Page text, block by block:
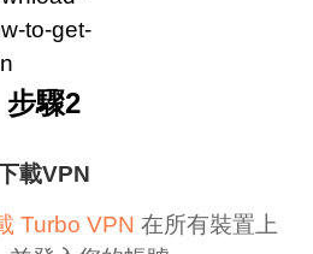
載VPN
Turbo VPN 在所有裝置上
步驟2